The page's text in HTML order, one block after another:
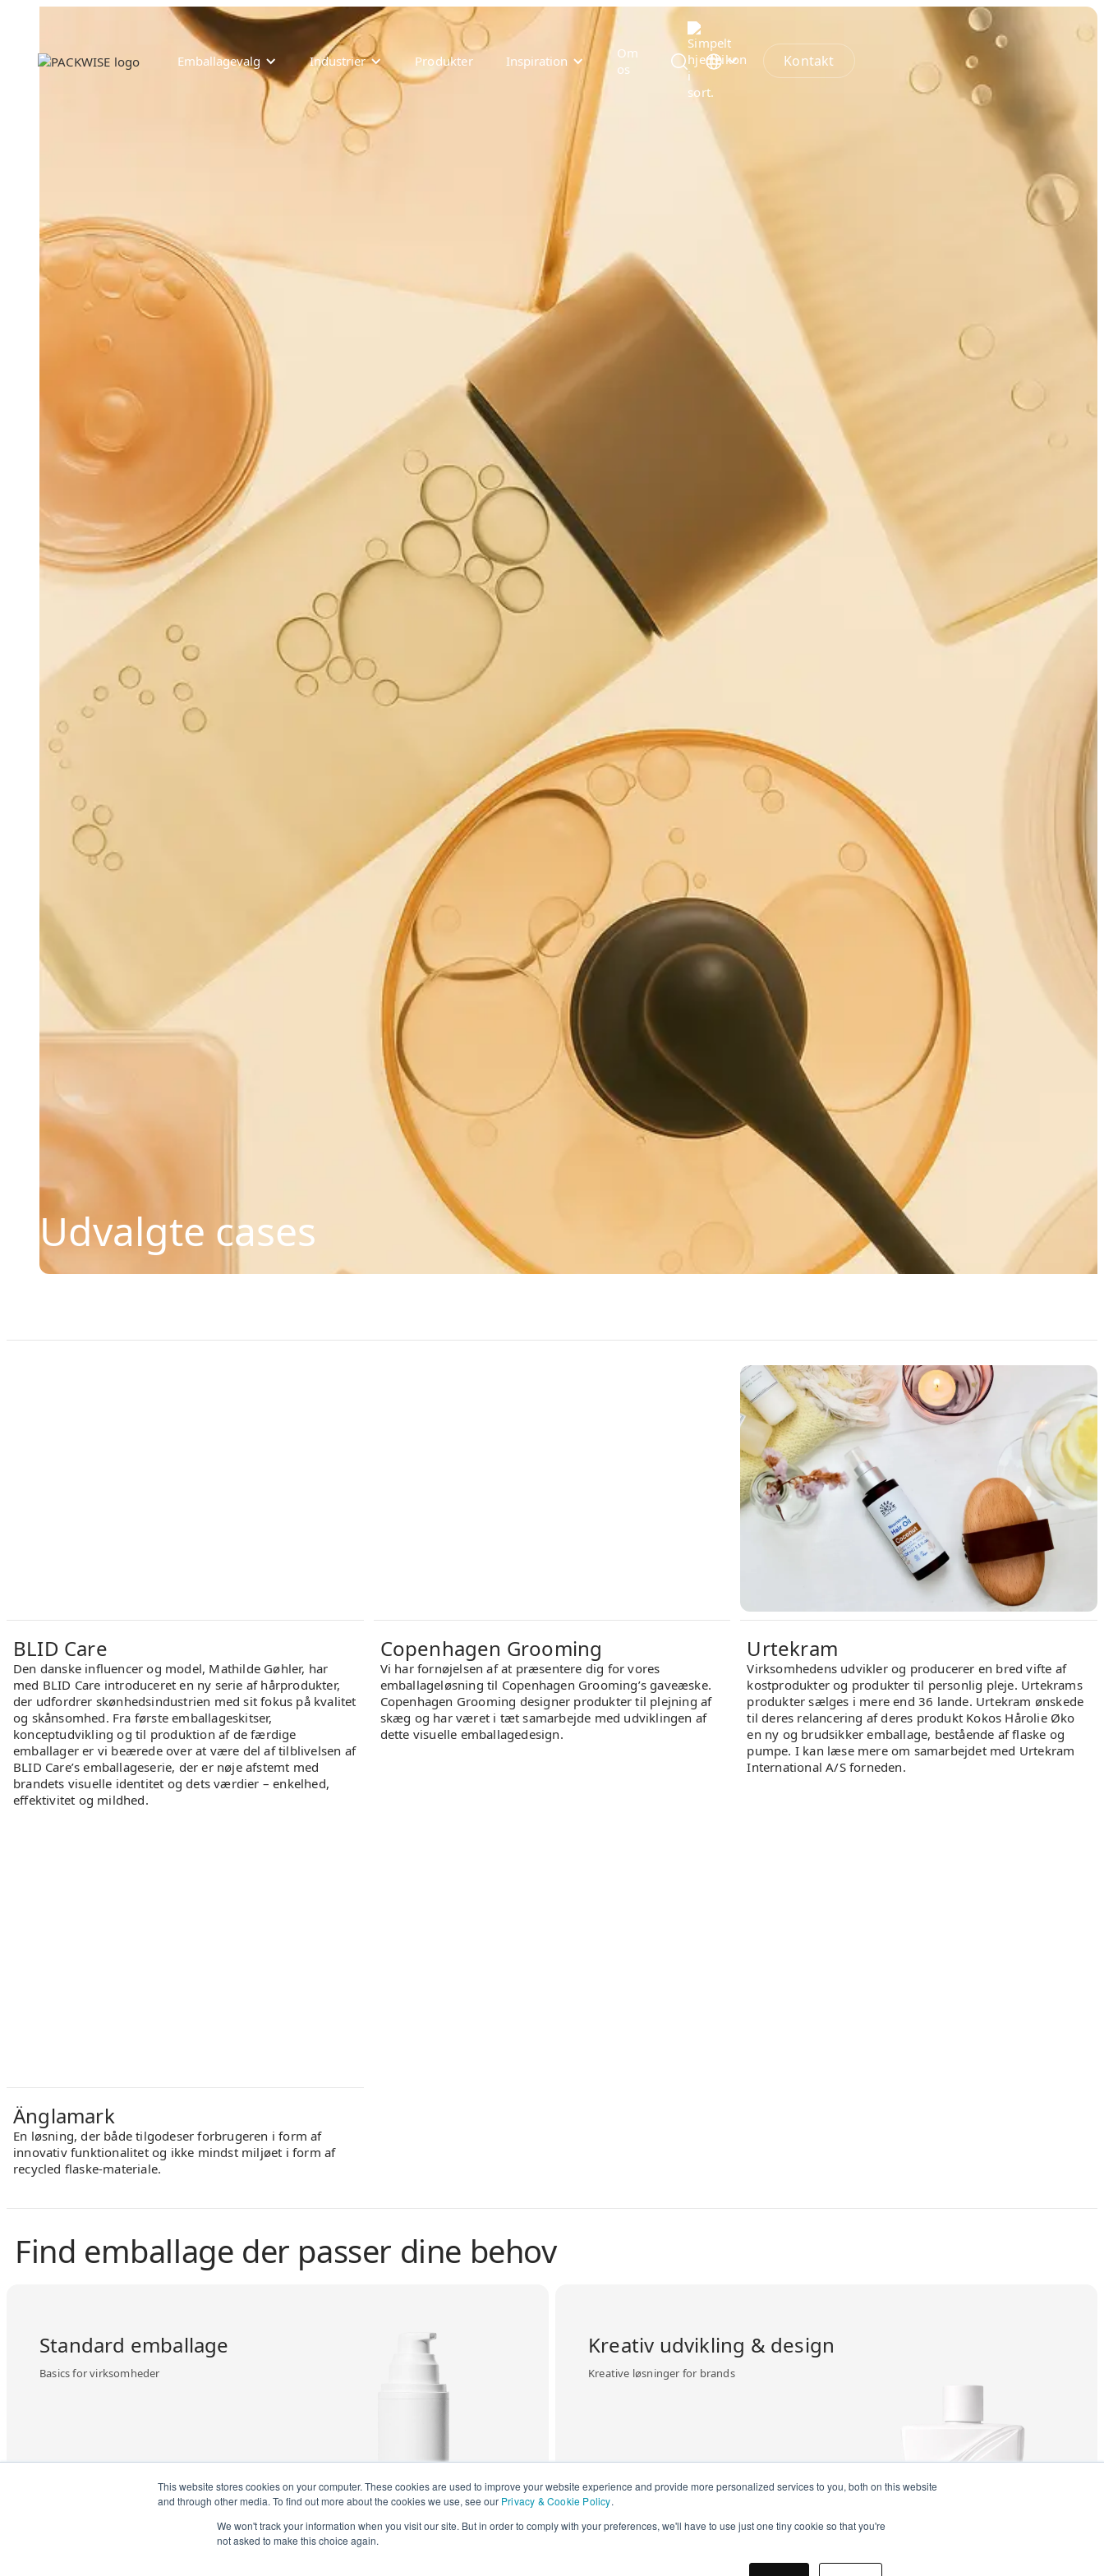
This website stores cookies on your computer. These cookies are used to improve your website experience and provide more personalized services to you, both on this website
and through other media. To find out more about the cookies we use, see our Privacy & Cookie Policy.
We won't track your information when you visit our site. But in order to comply with your preferences, we'll have to use just one tiny cookie so that you're
not asked to make this choice again.
Emballagevalg Industrier Produkter Inspiration
Om
os
Kontakt
Udvalgte cases
BLID Care
Den danske influencer og model, Mathilde Gøhler, har
med BLID Care introduceret en ny serie af hårprodukter,
der udfordrer skønhedsindustrien med sit fokus på kvalitet
og skånsomhed. Fra første emballageskitser,
konceptudvikling og til produktion af de færdige
emballager er vi beærede over at være del af tilblivelsen af
BLID Care’s emballageserie, der er nøje afstemt med
brandets visuelle identitet og dets værdier – enkelhed,
effektivitet og mildhed.
Copenhagen Grooming
Vi har fornøjelsen af at præsentere dig for vores
emballageløsning til Copenhagen Grooming’s gaveæske.
Copenhagen Grooming designer produkter til plejning af
skæg og har været i tæt samarbejde med udviklingen af
dette visuelle emballagedesign.
Urtekram
Virksomhedens udvikler og producerer en bred vifte af
kostprodukter og produkter til personlig pleje. Urtekrams
produkter sælges i mere end 36 lande. Urtekram ønskede
til deres relancering af deres produkt Kokos Hårolie Øko
en ny og brudsikker emballage, bestående af flaske og
pumpe. I kan læse mere om samarbejdet med Urtekram
International A/S forneden.
Änglamark
En løsning, der både tilgodeser forbrugeren i form af
innovativ funktionalitet og ikke mindst miljøet i form af
recycled flaske-materiale.
Find emballage der passer dine behov
Standard emballage
Basics for virksomheder
Kreativ udvikling & design
Kreative løsninger for brands